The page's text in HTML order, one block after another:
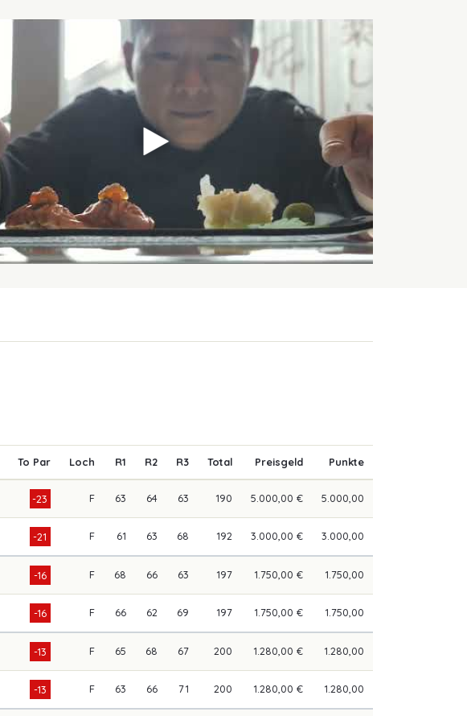
To Par Loch R1 R2 R3 Total Preisgeld Punkte
-23 F 63 64 63 190 5.000,00 € 5.000,00
-21 F 61 63 68 192 3.000,00 € 3.000,00
-16 F 68 66 63 197 1.750,00 € 1.750,00
-16 F 66 62 69 197 1.750,00 € 1.750,00
-13 F 65 68 67 200 1.280,00 € 1.280,00
-13 F 63 66 71 200 1.280,00 € 1.280,00